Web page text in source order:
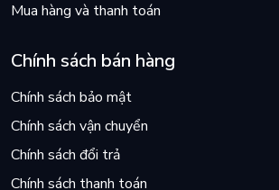
Mua hàng và thanh toán
Chính sách bán hàng
Chính sách bảo mật
Chính sách vận chuyển
Chính sách đổi trả
Chính sách thanh toán